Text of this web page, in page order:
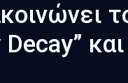
Decay”